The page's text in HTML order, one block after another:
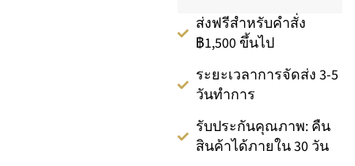
ส่งฟรีสำหรับคำสั่ง
฿1,500 ขึ้นไป
ระยะเวลาการจัดส่ง 3-5
วันทำการ
รับประกันคุณภาพ: คืน
สินค้าได้ภายใน 30 วัน